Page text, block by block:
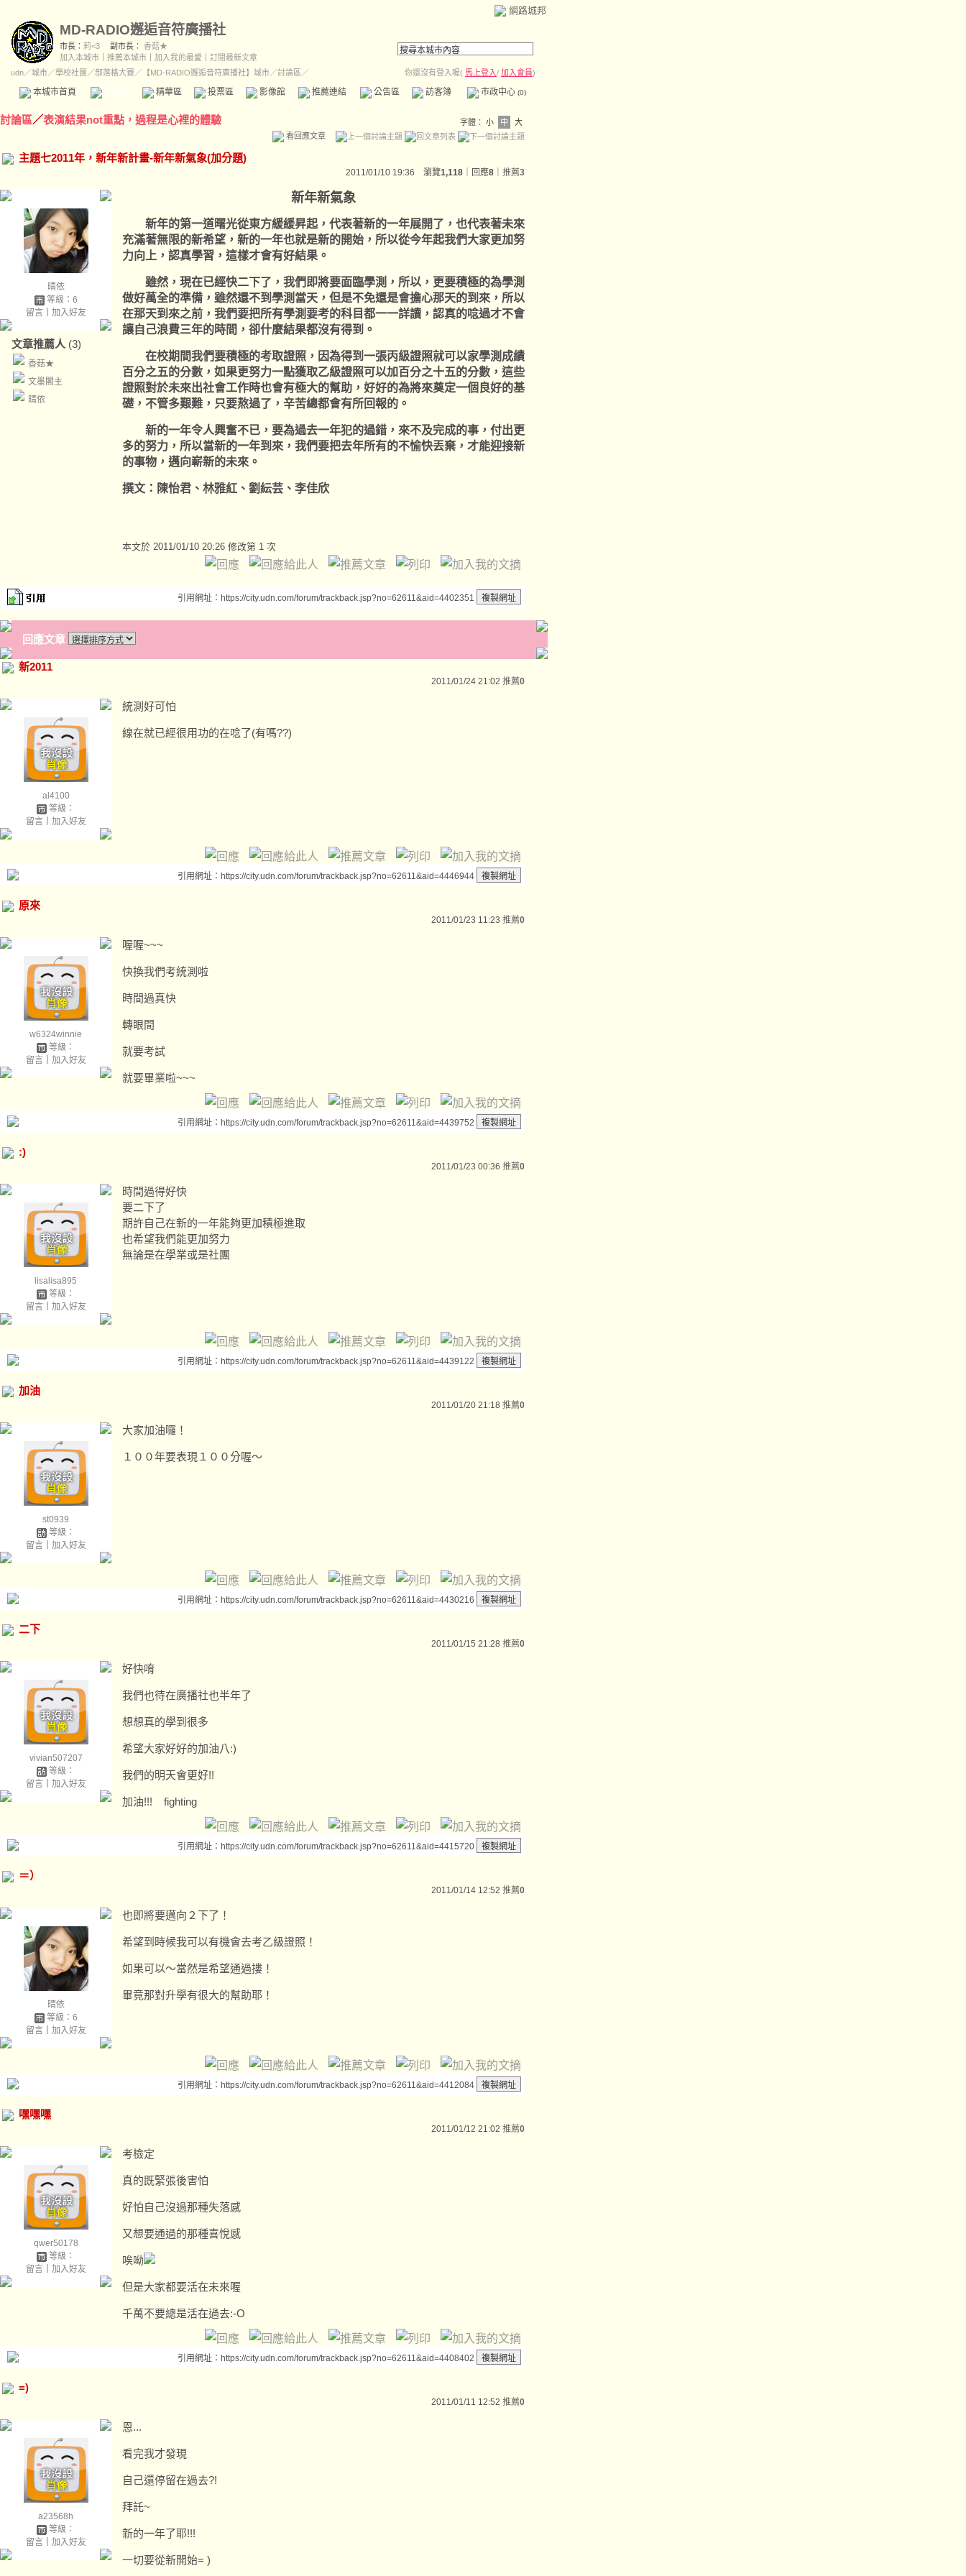
網路城邦
MD-RADIO邂逅音符廣播社
市長： 莉<3 副市長： 香菇★
加入本城市
推薦本城市 加入我的最愛
訂閱最新文章
udn／城市／學校社團 ／部落格大賽／ 【MD-RADIO邂逅音符廣播社】城市／討論區／ 你還沒有登入喔( 馬上登入/ 加入會員)
本城市首頁 精華區 投票區 影像館 推薦連結 公告區 訪客簿 市政中心 (0)
討論區／表演結果not重點，過程是心裡的體驗 字體： 小 中
大
看回應文章
主題七2011年，新年新計畫-新年新氣象(加分題)
2011/01/10 19:36 瀏覽1,118 ｜回應8 推薦3
晴依
等級：6
留言｜ 加入好友
文章推薦人 (3)
香菇★
文墨閣主
晴依
新年新氣象
新年的第一道曙光從東方緩緩昇起，代表著新的一年展開了，也代表著未來
充滿著無限的新希望，新的一年也就是新的開始，所以從今年起我們大家更加努
力向上，認真學習，這樣才會有好結果。
雖然，現在已經快二下了，我們即將要面臨學測，所以，更要積極的為學測
做好萬全的準備，雖然還不到學測當天，但是不免還是會擔心那天的到來，所以
在那天到來之前，我們要把所有學測要考的科目都一一詳讀，認真的唸過才不會
讓自己浪費三年的時間，卻什麼結果都沒有得到。
在校期間我們要積極的考取證照，因為得到一張丙級證照就可以家學測成績
百分之五的分數，如果更努力一點獲取乙級證照可以加百分之十五的分數，這些
證照對於未來出社會工作時也會有極大的幫助，好好的為將來奠定一個良好的基
礎，不管多艱難，只要熬過了，辛苦總都會有所回報的。
新的一年令人興奮不已，要為過去一年犯的過錯，來不及完成的事，付出更
多的努力，所以當新的一年到來，我們要把去年所有的不愉快丟棄，才能迎接新
的事物，邁向嶄新的未來。
撰文：陳怡君、林雅紅、劉紜芸、李佳欣
本文於 2011/01/10 20:26 修改第 1 次
引用網址：https://city.udn.com/forum/trackback.jsp?no=62611&aid=4402351
回應文章
新2011
2011/01/24 21:02 推薦0
al4100
等級：
留言｜ 加入好友
統測好可怕
線在就已經很用功的在唸了(有嗎??)
引用網址：https://city.udn.com/forum/trackback.jsp?no=62611&aid=4446944
原來
2011/01/23 11:23 推薦0
w6324winnie
等級：
留言｜ 加入好友
喔喔~~~
快換我們考統測啦
時間過真快
轉眼間
就要考試
就要畢業啦~~~
引用網址：https://city.udn.com/forum/trackback.jsp?no=62611&aid=4439752
:)
2011/01/23 00:36 推薦0
lisalisa895
等級：
留言｜ 加入好友
時間過得好快
要二下了
期許自己在新的一年能夠更加積極進取
也希望我們能更加努力
無論是在學業或是社團
引用網址：https://city.udn.com/forum/trackback.jsp?no=62611&aid=4439122
加油
2011/01/20 21:18 推薦0
st0939
等級：
留言｜ 加入好友
大家加油囉！
１００年要表現１００分喔～
引用網址：https://city.udn.com/forum/trackback.jsp?no=62611&aid=4430216
二下
2011/01/15 21:28 推薦0
vivian507207
等級：
留言｜ 加入好友
好快唷
我們也待在廣播社也半年了
想想真的學到很多
希望大家好好的加油八:)
我們的明天會更好!!
加油!!! fighting
引用網址：https://city.udn.com/forum/trackback.jsp?no=62611&aid=4415720
＝）
2011/01/14 12:52 推薦0
晴依
等級：6
留言｜ 加入好友
也即將要邁向２下了！
希望到時候我可以有機會去考乙級證照！
如果可以～當然是希望通過摟！
畢竟那對升學有很大的幫助耶！
引用網址：https://city.udn.com/forum/trackback.jsp?no=62611&aid=4412084
嘿嘿嘿
2011/01/12 21:02 推薦0
qwer50178
等級：
留言｜ 加入好友
考檢定
真的既緊張後害怕
好怕自己沒過那種失落感
又想要通過的那種喜悅感
唉呦
但是大家都要活在未來喔
千萬不要總是活在過去:-O
引用網址：https://city.udn.com/forum/trackback.jsp?no=62611&aid=4408402
=)
2011/01/11 12:52 推薦0
a23568h
等級：
留言｜ 加入好友
恩...
看完我才發現
自己還停留在過去?!
拜託~
新的一年了耶!!!
一切要從新開始= )